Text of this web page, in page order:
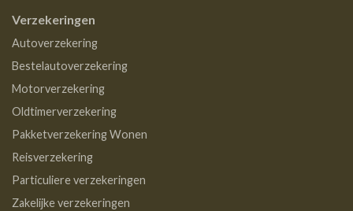
Verzekeringen
Autoverzekering
Bestelautoverzekering
Motorverzekering
Oldtimerverzekering
Pakketverzekering Wonen
Reisverzekering
Particuliere verzekeringen
Zakelijke verzekeringen